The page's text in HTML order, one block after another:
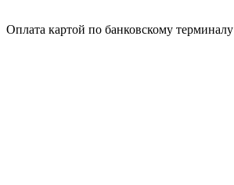
Оплата картой по банковскому терминалу